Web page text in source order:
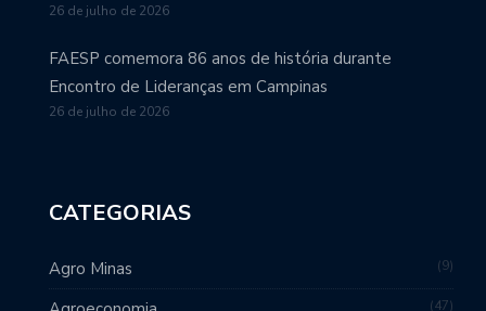
26 de julho de 2026
FAESP comemora 86 anos de história durante
Encontro de Lideranças em Campinas
26 de julho de 2026
CATEGORIAS
Agro Minas 9
47